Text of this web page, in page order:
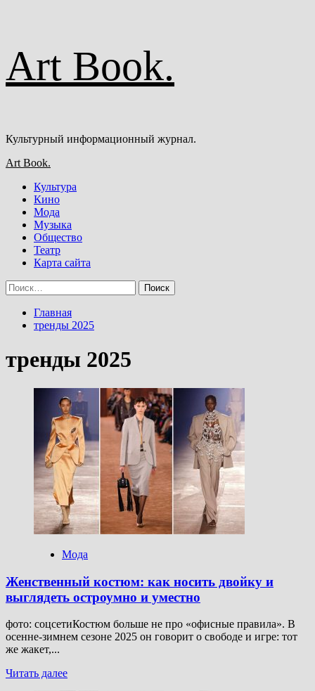
содержимому
Art Book.
Культурный информационный журнал.
Основное
Art Book.
Культура
Кино
Мода
Музыка
Общество
Театр
Карта сайта
Найти:
Главная
тренды 2025
тренды 2025
Мода
Женственный костюм: как носить двойку и
выглядеть остроумно и уместно
фото: соцсетиКостюм больше не про «офисные правила». В
осенне-зимнем сезоне 2025 он говорит о свободе и игре: тот
же жакет,...
Читать далееПрочитать